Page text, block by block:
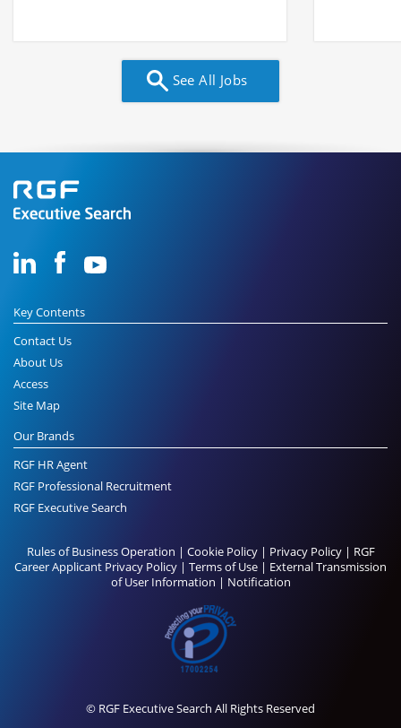
See All Jobs
Key Contents
Contact Us
About Us
Access
Site Map
Our Brands
RGF HR Agent
RGF Professional Recruitment
RGF Executive Search
Rules of Business Operation | Cookie Policy| Privacy Policy| RGF
Career Applicant Privacy Policy | Terms of Use | External Transmission
of User Information | Notification
© RGF Executive Search All Rights Reserved